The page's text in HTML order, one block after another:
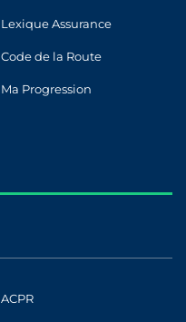
Lexique Assurance
Code de la Route
Ma Progression
ACPR